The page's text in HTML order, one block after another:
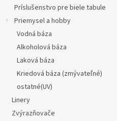
Príslušenstvo pre biele tabule
Priemysel a hobby
Vodná báza
Alkoholová báza
Laková báza
Kriedová báza (zmývateľné)
ostatné(UV)
Linery
Zvýrazňovače